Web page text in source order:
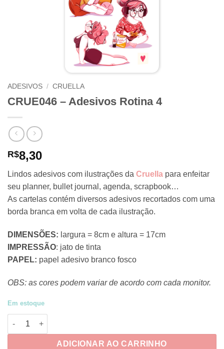
ADESIVOS / CRUELLA
CRUE046 – Adesivos Rotina 4
R$8,30
Lindos adesivos com ilustrações da Cruella para enfeitar
seu planner, bullet journal, agenda, scrapbook…
As cartelas contém diversos adesivos recortados com uma
borda branca em volta de cada ilustração.
DIMENSÕES: largura = 8cm e altura = 17cm
IMPRESSÃO: jato de tinta
PAPEL: papel adesivo branco fosco
OBS: as cores podem variar de acordo com cada monitor.
Em estoque
CRUE046 - Adesivos Rotina 4 quantidade
ADICIONAR AO CARRINHO